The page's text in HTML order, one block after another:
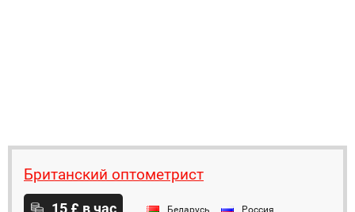
Британский оптометрист
15 £ в час Беларусь Россия